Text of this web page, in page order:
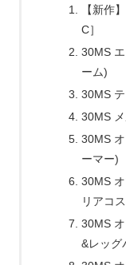
【新作
C］
30MS
ーム)
30MS
30MS メ
30MS
ーマー)
30MS
リアコ
30MS
&レッグ